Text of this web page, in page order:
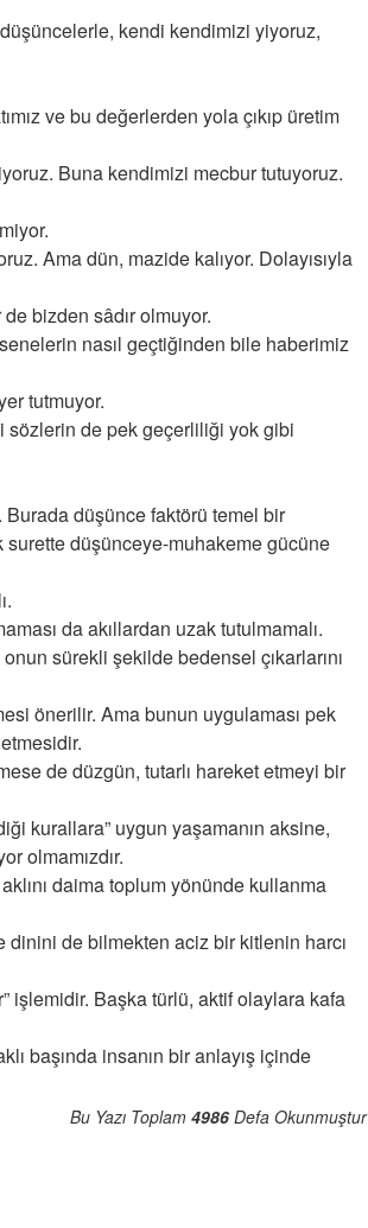
düşüncelerle, kendi kendimizi yiyoruz,
ve bu değerlerden yola çıkıp üretim
Buna kendimizi mecbur tutuyoruz.
Ama dün, mazide kalıyor. Dolayısıyla
bizden sâdır olmuyor.
nasıl geçtiğinden bile haberimiz
tutmuyor.
sözlerin de pek geçerliliği yok gibi
düşünce faktörü temel bir
düşünceye-muhakeme gücüne
da akıllardan uzak tutulmamalı.
sürekli şekilde bedensel çıkarlarını
önerilir. Ama bunun uygulaması pek
de düzgün, tutarlı hareket etmeyi bir
kurallara” uygun yaşamanın aksine,
olmamızdır.
daima toplum yönünde kullanma
de bilmekten aciz bir kitlenin harcı
işlemidir. Başka türlü, aktif olaylara kafa
başında insanın bir anlayış içinde
Bu Yazı Toplam 4986 Defa Okunmuştur
Semih ÇOLAK
Op. Dr. Erol GÜNEN
Alışkanlık
Derdime bir çare!” – 2-
Merve KIRAN
KİLO KONTROLÜNDE KİLİT
NOKTA: ARA ÖĞÜNLER
Konuk Yazar
Temiz enerji ve gelecek
mücadelesi
“Bu bir suç duyurusudur”